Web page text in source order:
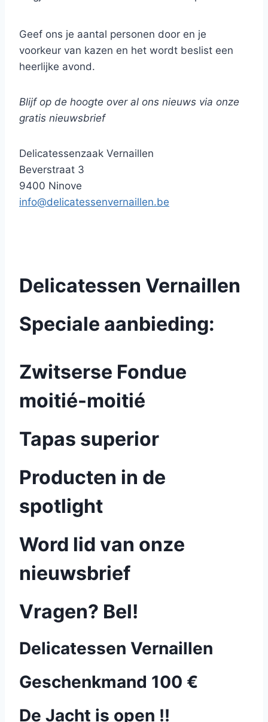
De verdere presentatie laten we aan jou over.
Geef ons je aantal personen door en je
voorkeur van kazen en het wordt beslist een
heerlijke avond.
Blijf op de hoogte over al ons nieuws via onze
gratis nieuwsbrief
Delicatessenzaak Vernaillen
Beverstraat 3
9400 Ninove
info@delicatessenvernaillen.be
Delicatessen Vernaillen
Speciale aanbieding:
Zwitserse Fondue
moitié-moitié
Tapas superior
Producten in de
spotlight
Word lid van onze
nieuwsbrief
Vragen? Bel!
Delicatessen Vernaillen
Geschenkmand 100 €
De Jacht is open !!